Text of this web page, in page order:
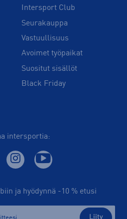
Intersport Club
Seurakauppa
Vastuullisuus
Avoimet työpaikat
Suositut sisällöt
Black Friday
intersportia:
ja hyödynnä -10 % etusi
Liity